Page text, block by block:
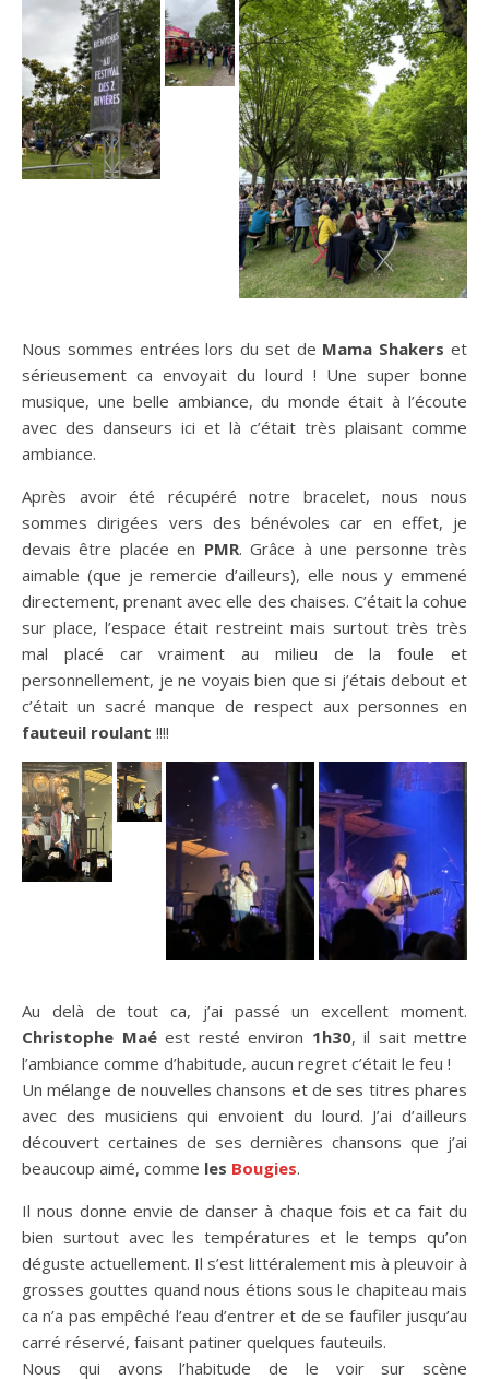
Nous sommes entrées lors du set de Mama Shakers et
sérieusement ca envoyait du lourd ! Une super bonne
musique, une belle ambiance, du monde était à l’écoute
avec des danseurs ici et là c’était très plaisant comme
ambiance.
Après avoir été récupéré notre bracelet, nous nous
sommes dirigées vers des bénévoles car en effet, je
devais être placée en PMR. Grâce à une personne très
aimable (que je remercie d’ailleurs), elle nous y emmené
directement, prenant avec elle des chaises. C’était la cohue
sur place, l’espace était restreint mais surtout très très
mal placé car vraiment au milieu de la foule et
personnellement, je ne voyais bien que si j’étais debout et
c’était un sacré manque de respect aux personnes en
fauteuil roulant !!!!
Au delà de tout ca, j’ai passé un excellent moment.
Christophe Maéest resté environ 1h30, il sait mettre
l’ambiance comme d’habitude, aucun regret c’était le feu !
Un mélange de nouvelles chansons et de ses titres phares
avec des musiciens qui envoient du lourd. J’ai d’ailleurs
découvert certaines de ses dernières chansons que j’ai
beaucoup aimé, comme les Bougies.
Il nous donne envie de danser à chaque fois et ca fait du
bien surtout avec les températures et le temps qu’on
déguste actuellement. Il s’est littéralement mis à pleuvoir à
grosses gouttes quand nous étions sous le chapiteau mais
ca n’a pas empêché l’eau d’entrer et de se faufiler jusqu’au
carré réservé, faisant patiner quelques fauteuils.
Nous qui avons l’habitude de le voir sur scène